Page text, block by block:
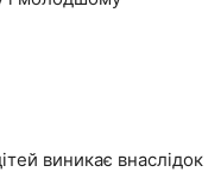
виникає внаслідок